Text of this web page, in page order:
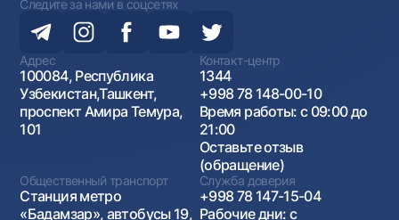
Следите за нами в соцсетях
Адрес
100084, Республика
Узбекистан,Ташкент,
проспект Амира Темура,
101
Контакт-центр
1344
+998 78 148-00-10
Время работы: с 09:00 до
21:00
Оставьте отзыв
(обращение)
Общественный транспорт
Станция метро
«Бадамзар», автобусы 19,
Служба доверия
+998 78 147-15-04
Рабочие дни: с